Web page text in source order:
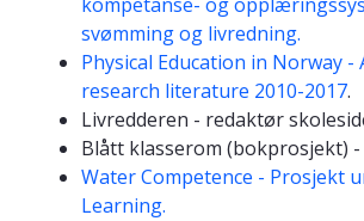
svømming og livredning.
Physical Education in Norway -
research literature 2010-2017.
Livredderen - redaktør
Blått klasserom (bokprosjekt)
Water Competence - Prosjekt
Learning.